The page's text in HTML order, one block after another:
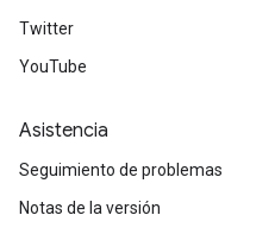
Twitter
YouTube
Asistencia
Seguimiento de problemas
Notas de la versión